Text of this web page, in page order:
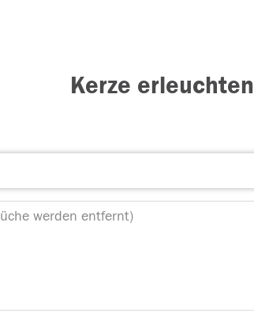
Kerze erleuchten